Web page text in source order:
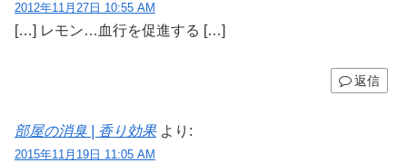
2012年11月27日 10:55 AM
[…] レモン…血行を促進する […]
返信
部屋の消臭 | 香り効果 より:
2015年11月19日 11:05 AM